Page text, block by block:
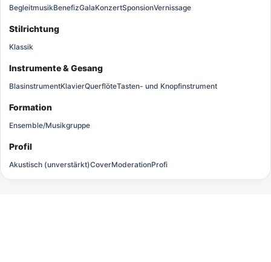
BegleitmusikBenefizGalaKonzertSponsionVernissage
Stilrichtung
Klassik
Instrumente & Gesang
BlasinstrumentKlavierQuerflöteTasten- und Knopfinstrument
Formation
Ensemble/Musikgruppe
Profil
Akustisch (unverstärkt)CoverModerationProfi